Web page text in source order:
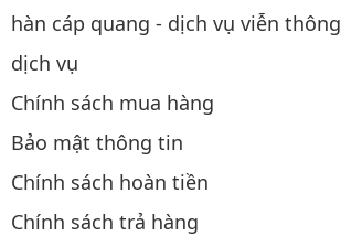
hàn cáp quang - dịch vụ viễn thông
dịch vụ
Chính sách mua hàng
Bảo mật thông tin
Chính sách hoàn tiền
Chính sách trả hàng